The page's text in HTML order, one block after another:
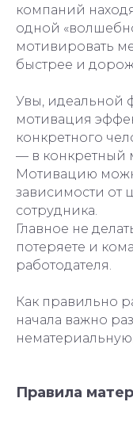
компаний
одной
мотивировать
быстрее и
Увы, идеальной
мотивация
конкретного
— в конкретный
Мотивацию
зависимости от
сотрудника.
Главное не
потеряете и
работодателя.
Как правильно
начала важно
нематериальную.
Правила